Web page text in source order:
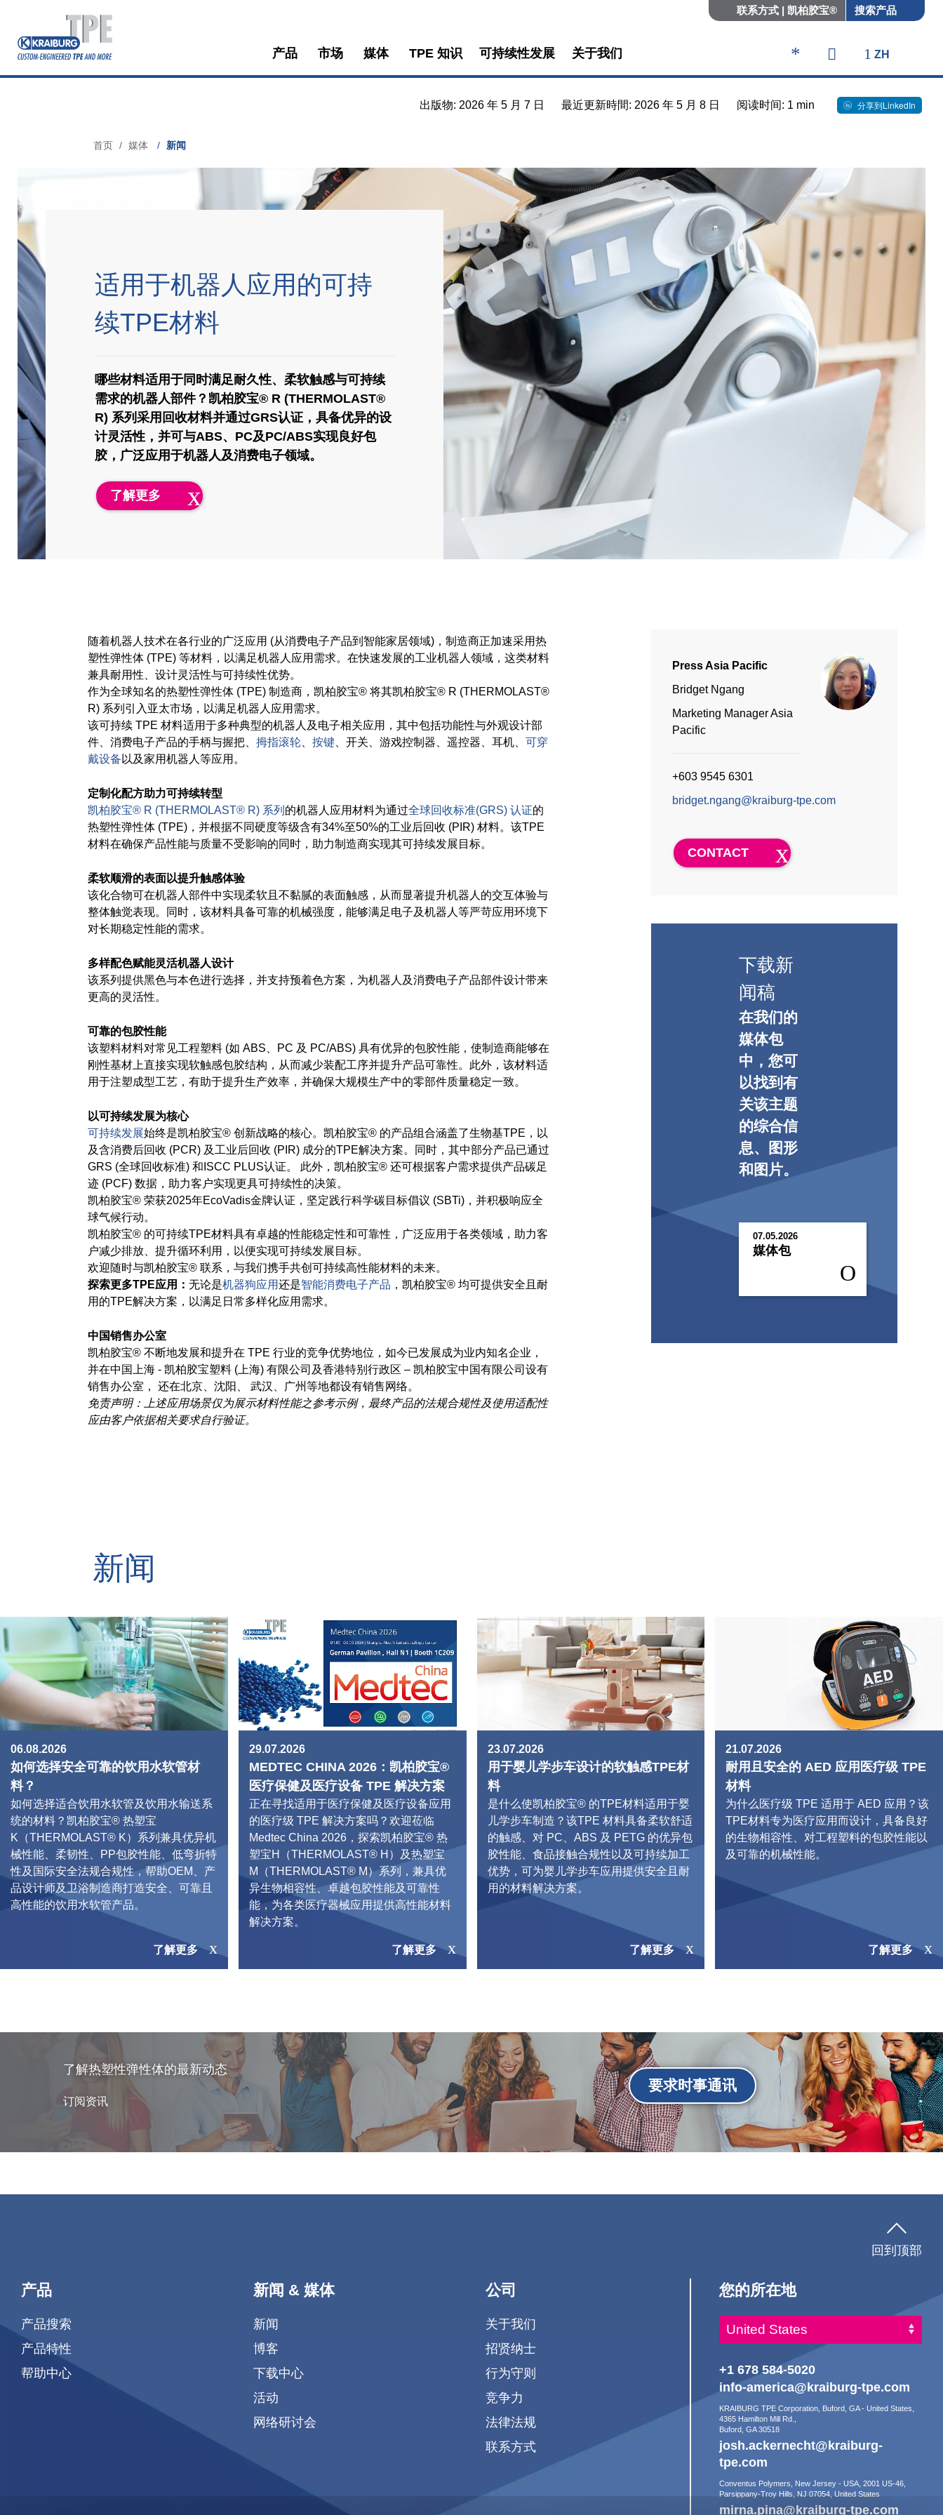
Quicklinks
联系方式 | 凯柏胶宝® 搜索产品
产品 市场 媒体 TPE 知识 可持续性发展 关于我们 ZH
出版物: 2026 年 5 月 7 日 最近更新時間: 2026 年 5 月 8 日 阅读时间: 1 min 分享到LinkedIn
面
首页 媒体 新闻
适用于机器人应用的可持
续TPE材料
哪些材料适用于同时满足耐久性、柔软触感与可持续
需求的机器人部件？凯柏胶宝® R (THERMOLAST®
R) 系列采用回收材料并通过GRS认证，具备优异的设
计灵活性，并可与ABS、PC及PC/ABS实现良好包
胶，广泛应用于机器人及消费电子领域。
了解更多
随着机器人技术在各行业的广泛应用 (从消费电子产品到智能家居领域)，制造商正加速采用热
塑性弹性体 (TPE) 等材料，以满足机器人应用需求。在快速发展的工业机器人领域，这类材料
兼具耐用性、设计灵活性与可持续性优势。
作为全球知名的热塑性弹性体 (TPE) 制造商，凯柏胶宝® 将其凯柏胶宝® R (THERMOLAST®
R) 系列引入亚太市场，以满足机器人应用需求。
该可持续 TPE 材料适用于多种典型的机器人及电子相关应用，其中包括功能性与外观设计部
件、消费电子产品的手柄与握把、 拇指滚轮 按键 、开关、游戏控制器、遥控器、耳机、 可穿
戴设备 以及家用机器人等应用。
定制化配方助力可持续转型
凯柏胶宝® R (THERMOLAST® R) 系列 的机器人应用材料为通过全球回收标准(GRS) 认证的
热塑性弹性体 (TPE)，并根据不同硬度等级含有34%至50%的工业后回收 (PIR) 材料。该TPE
材料在确保产品性能与质量不受影响的同时，助力制造商实现其可持续发展目标。
柔软顺滑的表面以提升触感体验
该化合物可在机器人部件中实现柔软且不黏腻的表面触感，从而显著提升机器人的交互体验与
整体触觉表现。同时，该材料具备可靠的机械强度，能够满足电子及机器人等严苛应用环境下
对长期稳定性能的需求。
多样配色赋能灵活机器人设计
该系列提供黑色与本色进行选择，并支持预着色方案，为机器人及消费电子产品部件设计带来
更高的灵活性。
可靠的包胶性能
该塑料材料对常见工程塑料 (如 ABS、PC 及 PC/ABS) 具有优异的包胶性能，使制造商能够在
刚性基材上直接实现软触感包胶结构，从而减少装配工序并提升产品可靠性。此外，该材料适
用于注塑成型工艺，有助于提升生产效率，并确保大规模生产中的零部件质量稳定一致。
以可持续发展为核心
可持续发展始终是凯柏胶宝® 创新战略的核心。凯柏胶宝® 的产品组合涵盖了生物基TPE，以
及含消费后回收 (PCR) 及工业后回收 (PIR) 成分的TPE解决方案。同时，其中部分产品已通过
GRS (全球回收标准) 和ISCC PLUS认证。 此外，凯柏胶宝® 还可根据客户需求提供产品碳足
迹 (PCF) 数据，助力客户实现更具可持续性的决策。
凯柏胶宝® 荣获2025年EcoVadis金牌认证，坚定践行科学碳目标倡议 (SBTi)，并积极响应全
球气候行动。
凯柏胶宝® 的可持续TPE材料具有卓越的性能稳定性和可靠性，广泛应用于各类领域，助力客
户减少排放、提升循环利用，以便实现可持续发展目标。
欢迎随时与凯柏胶宝® 联系，与我们携手共创可持续高性能材料的未来。
探索更多TPE应用： 无论是机器狗应用还是智能消费电子产品 ，凯柏胶宝® 均可提供安全且耐
用的TPE解决方案，以满足日常多样化应用需求。
中国销售办公室
凯柏胶宝® 不断地发展和提升在 TPE 行业的竞争优势地位，如今已发展成为业内知名企业，
并在中国上海 - 凯柏胶宝塑料 (上海) 有限公司及香港特别行政区 – 凯柏胶宝中国有限公司设有
销售办公室， 还在北京、沈阳、 武汉、广州等地都设有销售网络。
免责声明：上述应用场景仅为展示材料性能之参考示例，最终产品的法规合规性及使用适配性
应由客户依据相关要求自行验证。
Press Asia Pacific
Bridget Ngang
Marketing Manager Asia
Pacific
+603 9545 6301
bridget.ngang@kraiburg-tpe.com
CONTACT
下载新
闻稿
在我们的
媒体包
中，您可
以找到有
关该主题
的综合信
息、图形
和图片。
07.05.2026
媒体包
新闻
06.08.2026
如何选择安全可靠的饮用水软管材
料？
如何选择适合饮用水软管及饮用水输送系
统的材料？凯柏胶宝® 热塑宝
K（THERMOLAST® K）系列兼具优异机
械性能、柔韧性、PP包胶性能、低弯折特
性及国际安全法规合规性，帮助OEM、产
品设计师及卫浴制造商打造安全、可靠且
高性能的饮用水软管产品。
了解更多
29.07.2026
MEDTEC CHINA 2026：凯柏胶宝®
医疗保健及医疗设备 TPE 解决方案
正在寻找适用于医疗保健及医疗设备应用
的医疗级 TPE 解决方案吗？欢迎莅临
Medtec China 2026，探索凯柏胶宝® 热
塑宝H（THERMOLAST® H）及热塑宝
M（THERMOLAST® M）系列，兼具优
异生物相容性、卓越包胶性能及可靠性
能，为各类医疗器械应用提供高性能材料
解决方案。
了解更多
23.07.2026
用于婴儿学步车设计的软触感TPE材
料
是什么使凯柏胶宝® 的TPE材料适用于婴
儿学步车制造？该TPE 材料具备柔软舒适
的触感、对 PC、ABS 及 PETG 的优异包
胶性能、食品接触合规性以及可持续加工
优势，可为婴儿学步车应用提供安全且耐
用的材料解决方案。
了解更多
21.07.2026
耐用且安全的 AED 应用医疗级 TPE
材料
为什么医疗级 TPE 适用于 AED 应用？该
TPE材料专为医疗应用而设计，具备良好
的生物相容性、对工程塑料的包胶性能以
及可靠的机械性能。
了解更多
了解热塑性弹性体的最新动态
订阅资讯
要求时事通讯
产品
产品搜索
产品特性
帮助中心
新闻 & 媒体
新闻
博客
下载中心
活动
网络研讨会
公司
关于我们
招贤纳士
行为守则
竞争力
法律法规
联系方式
您的所在地
+1 678 584-5020
info-america@kraiburg-tpe.com
KRAIBURG TPE Corporation, Buford, GA - United States,
4365 Hamilton Mill Rd.,
Buford, GA 30518
josh.ackernecht@kraiburg-
tpe.com
Conventus Polymers, New Jersey - USA, 2001 US-46,
Parsippany-Troy Hills, NJ 07054, United States
mirna.pina@kraiburg-tpe.com
回到顶部